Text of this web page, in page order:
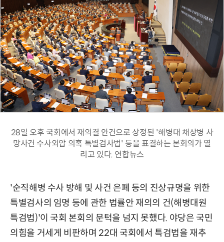
28일 오후 국회에서 재의결 안건으로 상정된 '해병대 채상병 사
망사건 수사외압 의혹 특별검사법' 등을 표결하는 본회의가 열
리고 있다. 연합뉴스
'순직해병 수사 방해 및 사건 은폐 등의 진상규명을 위한
특별검사의 임명 등에 관한 법률안 재의의 건(해병대원
특검법)'이 국회 본회의 문턱을 넘지 못했다. 야당은 국민
의힘을 거세게 비판하며 22대 국회에서 특검법을 재추